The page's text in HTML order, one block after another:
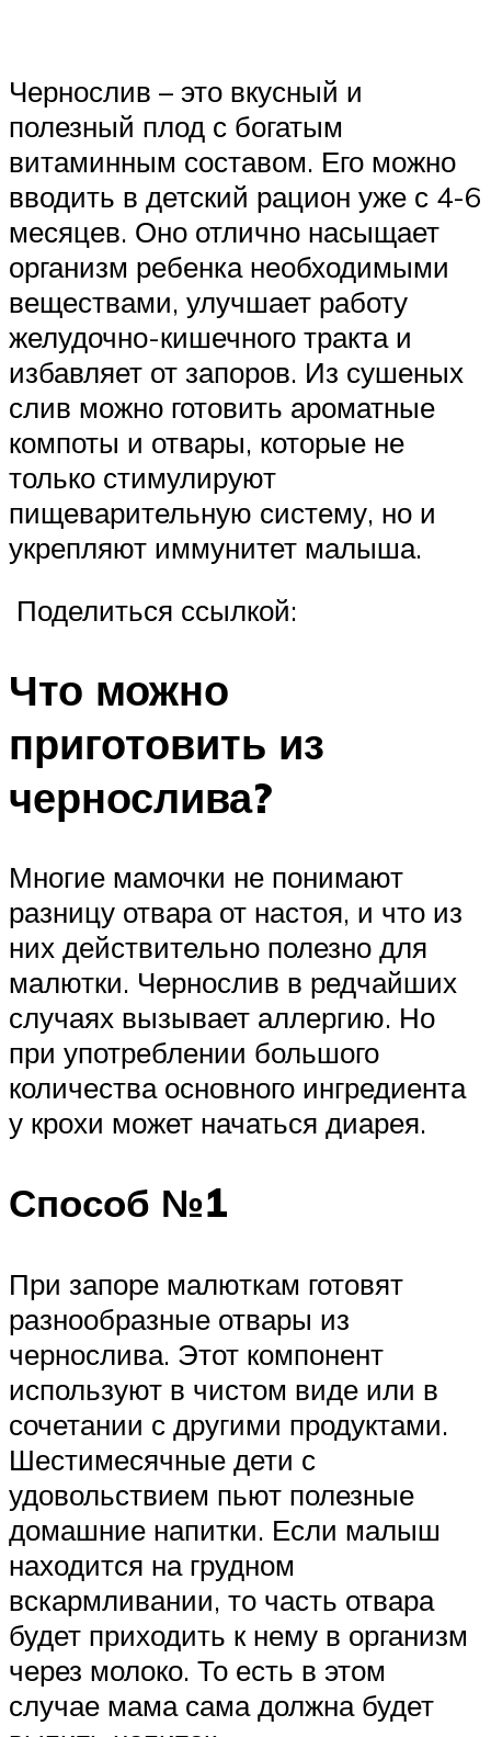
Чернослив – это вкусный и
полезный плод с богатым
витаминным составом. Его можно
вводить в детский рацион уже с 4-6
месяцев. Оно отлично насыщает
организм ребенка необходимыми
веществами, улучшает работу
желудочно-кишечного тракта и
избавляет от запоров. Из сушеных
слив можно готовить ароматные
компоты и отвары, которые не
только стимулируют
пищеварительную систему, но и
укрепляют иммунитет малыша.
Поделиться ссылкой:
Что можно
приготовить из
чернослива?
Многие мамочки не понимают
разницу отвара от настоя, и что из
них действительно полезно для
малютки. Чернослив в редчайших
случаях вызывает аллергию. Но
при употреблении большого
количества основного ингредиента
у крохи может начаться диарея.
Способ №1
При запоре малюткам готовят
разнообразные отвары из
чернослива. Этот компонент
используют в чистом виде или в
сочетании с другими продуктами.
Шестимесячные дети с
удовольствием пьют полезные
домашние напитки. Если малыш
находится на грудном
вскармливании, то часть отвара
будет приходить к нему в организм
через молоко. То есть в этом
случае мама сама должна будет